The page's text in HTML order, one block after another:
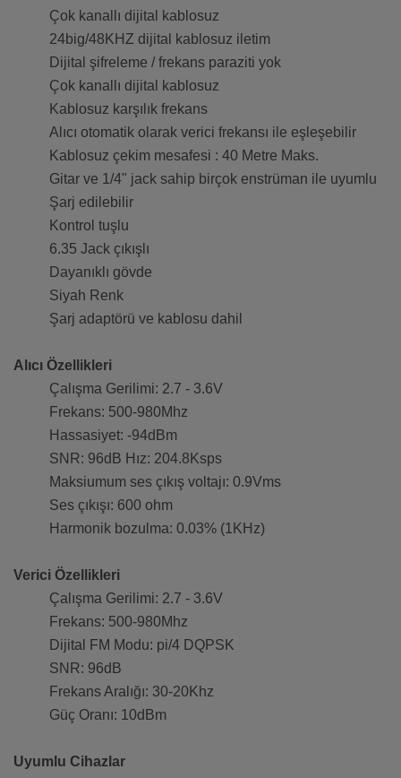
Çok kanallı dijital kablosuz
24big/48KHZ dijital kablosuz iletim
Dijital şifreleme / frekans paraziti yok
Çok kanallı dijital kablosuz
Kablosuz karşılık frekans
Alıcı otomatik olarak verici frekansı ile eşleşebilir
Kablosuz çekim mesafesi : 40 Metre Maks.
Gitar ve 1/4" jack sahip birçok enstrüman ile uyumlu
Şarj edilebilir
Kontrol tuşlu
6.35 Jack çıkışlı
Dayanıklı gövde
Siyah Renk
Şarj adaptörü ve kablosu dahil
Alıcı Özellikleri
Çalışma Gerilimi: 2.7 - 3.6V
Frekans: 500-980Mhz
Hassasiyet: -94dBm
SNR: 96dB Hız: 204.8Ksps
Maksiumum ses çıkış voltajı: 0.9Vms
Ses çıkışı: 600 ohm
Harmonik bozulma: 0.03% (1KHz)
Verici Özellikleri
Çalışma Gerilimi: 2.7 - 3.6V
Frekans: 500-980Mhz
Dijital FM Modu: pi/4 DQPSK
SNR: 96dB
Frekans Aralığı: 30-20Khz
Güç Oranı: 10dBm
Uyumlu Cihazlar